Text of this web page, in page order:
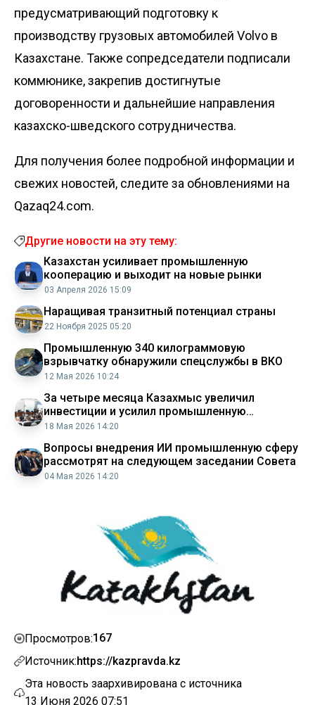
предусматривающий подготовку к
производству грузовых автомобилей Volvo в
Казахстане. Также сопредседатели подписали
коммюнике, закрепив достигнутые
договоренности и дальнейшие направления
казахско-шведского сотрудничества.
Для получения более подробной информации и
свежих новостей, следите за обновлениями на
Qazaq24.com.
Другие новости на эту тему:
Казахстан усиливает промышленную
кооперацию и выходит на новые рынки
03 Апреля 2026 15:09
Наращивая транзитный потенциал страны
22 Ноября 2025 05:20
Промышленную 340 килограммовую
взрывчатку обнаружили спецслужбы в ВКО
12 Мая 2026 10:24
За четыре месяца Казахмыс увеличил
инвестиции и усилил промышленную
безопасность
18 Мая 2026 14:20
Вопросы внедрения ИИ промышленную сферу
рассмотрят на следующем заседании Совета
04 Мая 2026 14:20
Просмотров:167
Источник:https://kazpravda.kz
Эта новость заархивирована с источника
13 Июня 2026 07:51